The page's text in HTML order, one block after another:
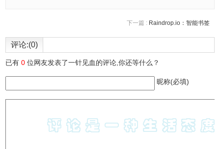
下一篇 : Raindrop.io：智能书签
评论:(0)
已有0 位网友发表了一针见血的评论,你还等什么？
昵称(必填)